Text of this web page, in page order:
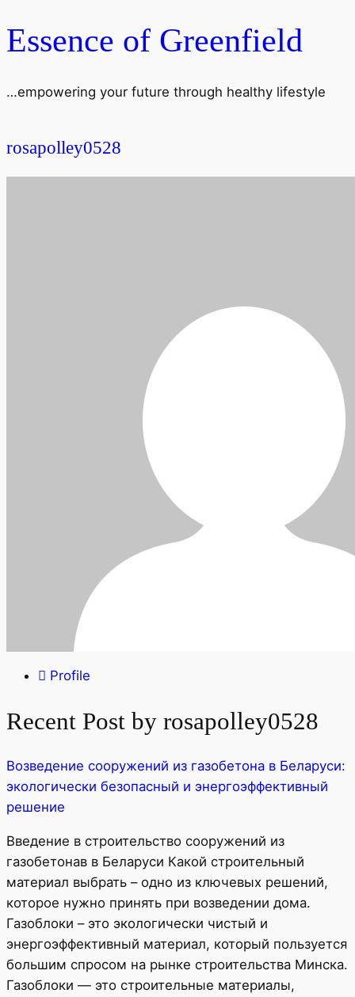
Essence of Greenfield
…empowering your future through healthy lifestyle
rosapolley0528
Profile
Recent Post by rosapolley0528
Возведение сооружений из газобетона в Беларуси:
экологически безопасный и энергоэффективный
решение
Введение в строительство сооружений из
газобетонав в Беларуси Какой строительный
материал выбрать – одно из ключевых решений,
которое нужно принять при возведении дома.
Газоблоки – это экологически чистый и
энергоэффективный материал, который пользуется
большим спросом на рынке строительства Минска.
Газоблоки — это строительные материалы,